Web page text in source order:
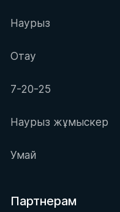
Наурыз
Отау
7-20-25
Наурыз жұмыскер
Умай
Партнерам